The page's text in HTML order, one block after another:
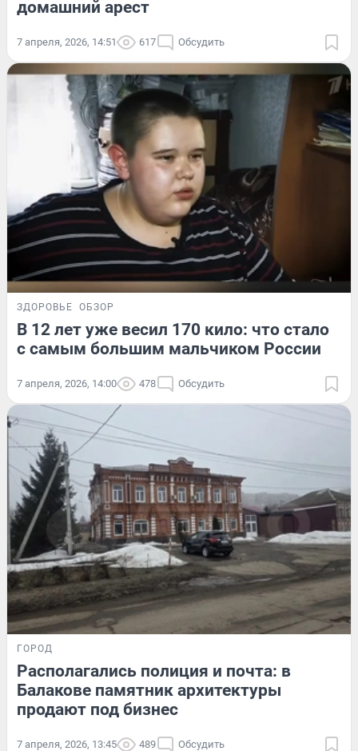
домашний арест
7 апреля, 2026, 14:51 617 Обсудить
ЗДОРОВЬЕ ОБЗОР
В 12 лет уже весил 170 кило: что стало
с самым большим мальчиком России
7 апреля, 2026, 14:00 478 Обсудить
ГОРОД
Располагались полиция и почта: в
Балакове памятник архитектуры
продают под бизнес
7 апреля, 2026, 13:45 489 Обсудить